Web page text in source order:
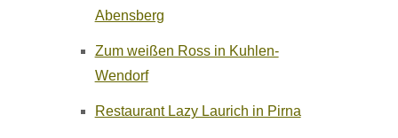
Abensberg
Zum weißen Ross in Kuhlen-
Wendorf
Restaurant Lazy Laurich in Pirna